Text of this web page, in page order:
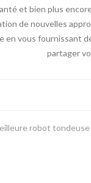
et bien plus
de nouvelles
en vous fournissant
partager
robot